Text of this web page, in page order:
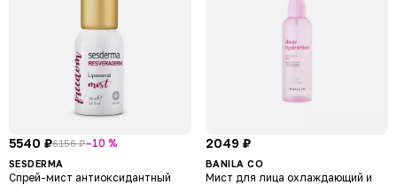
5540 ₽6156 ₽–10 %
SESDERMA
Спрей-мист антиоксидантный
2049 ₽
BANILA CO
Мист для лица охлаждающий и